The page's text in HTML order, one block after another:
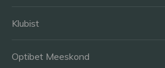
Klubist
Optibet Meeskond